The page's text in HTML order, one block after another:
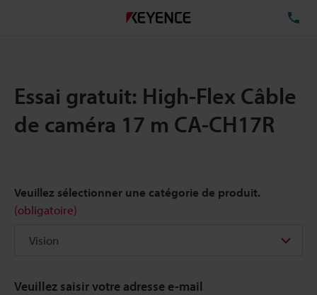
Essai gratuit: High-Flex Câble
de caméra 17 m CA-CH17R
Veuillez sélectionner une catégorie de produit.
(obligatoire)
Veuillez saisir votre adresse e-mail